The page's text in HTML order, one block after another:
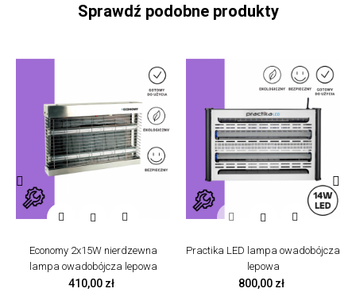
Sprawdź podobne produkty

Economy 2x15W nierdzewna
lampa owadobójcza lepowa
Cena
410,00 zł

Practika LED lampa owadobójcza
lepowa
Cena
800,00 zł
›